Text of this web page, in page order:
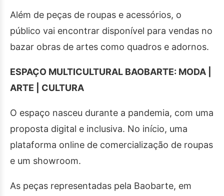
Além de peças de roupas e acessórios, o
público vai encontrar disponível para vendas no
bazar obras de artes como quadros e adornos.
ESPAÇO MULTICULTURAL BAOBARTE: MODA |
ARTE | CULTURA
O espaço nasceu durante a pandemia, com uma
proposta digital e inclusiva. No início, uma
plataforma online de comercialização de roupas
e um showroom.
As peças representadas pela Baobarte, em